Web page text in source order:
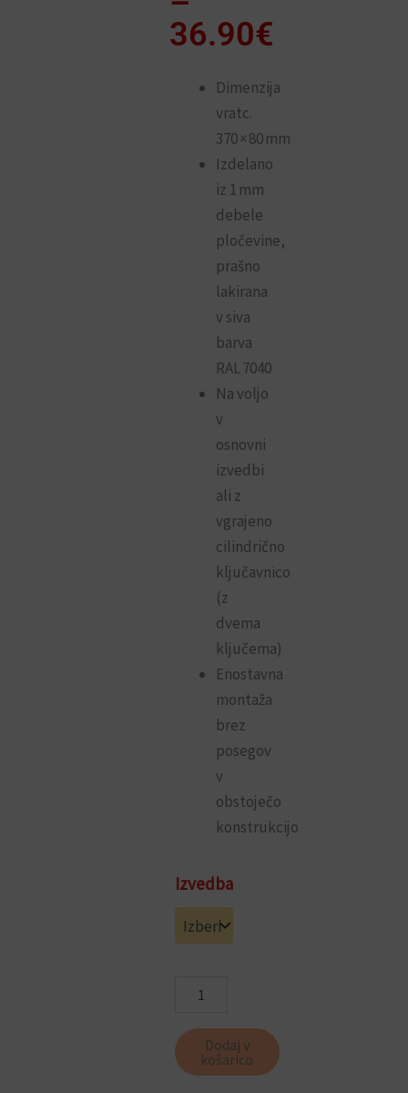
36.90€
do
36.90€
Dimenzija
vratc.
370 × 80 mm
Izdelano
iz 1 mm
debele
pločevine,
prašno
lakirana
v siva
barva
RAL 7040
Na voljo
v
osnovni
izvedbi
ali z
vgrajeno
cilindrično
ključavnico
(z
dvema
ključema)
Enostavna
montaža
brez
posegov
v
obstoječo
konstrukcijo
Izvedba
Rezervna
vratca
za
nabiralnike
Point
količina
Dodaj v
košarico